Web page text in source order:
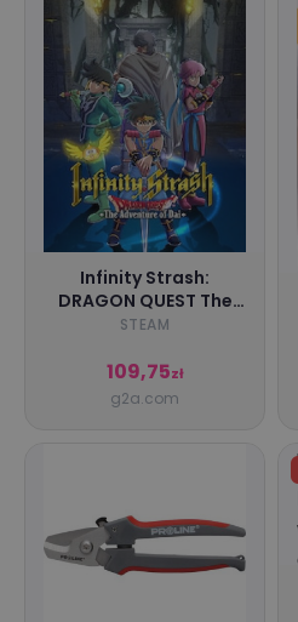
Infinity Strash:
DRAGON QUEST The
Adventure of Dai (PC)
STEAM
109,75zł
g2a.com